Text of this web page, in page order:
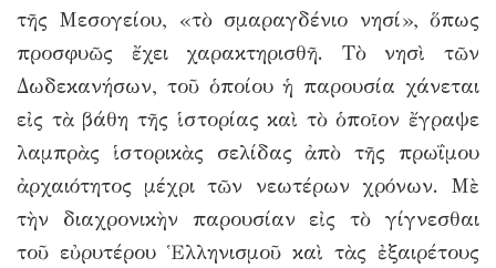
τῆς Μεσογείου, «τὸ σμαραγδένιο νησί», ὅπως
προσφυῶς ἔχει χαρακτηρισθῆ. Τὸ νησὶ τῶν
Δωδεκανήσων, τοῦ ὁποίου ἡ παρουσία χάνεται
εἰς τὰ βάθη τῆς ἱστορίας καὶ τὸ ὁποῖον ἔγραψε
λαμπρὰς ἱστορικὰς σελίδας ἀπὸ τῆς πρωΐμου
ἀρχαιότητος μέχρι τῶν νεωτέρων χρόνων. Μὲ
τὴν διαχρονικὴν παρουσίαν εἰς τὸ γίγνεσθαι
τοῦ εὐρυτέρου Ἑλληνισμοῦ καὶ τὰς ἐξαιρέτους